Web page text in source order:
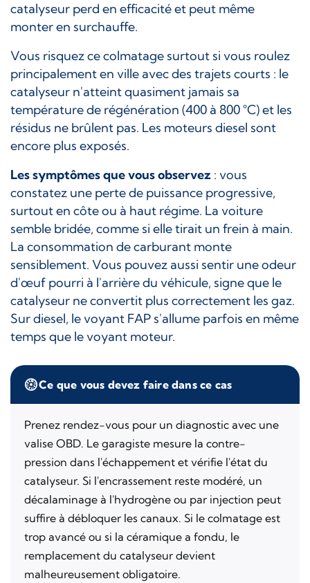
catalyseur perd en efficacité et peut même
monter en surchauffe.
Vous risquez ce colmatage surtout si vous roulez
principalement en ville avec des trajets courts : le
catalyseur n'atteint quasiment jamais sa
température de régénération (400 à 800 °C) et les
résidus ne brûlent pas. Les moteurs diesel sont
encore plus exposés.
Les symptômes que vous observez : vous
constatez une perte de puissance progressive,
surtout en côte ou à haut régime. La voiture
semble bridée, comme si elle tirait un frein à main.
La consommation de carburant monte
sensiblement. Vous pouvez aussi sentir une odeur
d'œuf pourri à l'arrière du véhicule, signe que le
catalyseur ne convertit plus correctement les gaz.
Sur diesel, le voyant FAP s'allume parfois en même
temps que le voyant moteur.
Ce que vous devez faire dans ce cas
Prenez rendez-vous pour un diagnostic avec une
valise OBD. Le garagiste mesure la contre-
pression dans l'échappement et vérifie l'état du
catalyseur. Si l'encrassement reste modéré, un
décalaminage à l'hydrogène ou par injection peut
suffire à débloquer les canaux. Si le colmatage est
trop avancé ou si la céramique a fondu, le
remplacement du catalyseur devient
malheureusement obligatoire.